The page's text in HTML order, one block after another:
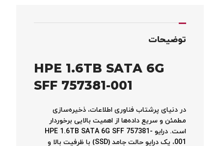
توضیحات
HPE 1.6TB SATA 6G
SFF 757381-001
در دنیای پرشتاب فناوری اطلاعات، ذخیره‌سازی
مطمئن و سریع داده‌ها از اهمیت بالایی برخوردار
است. درایو HPE 1.6TB SATA 6G SFF 757381-
001، یک درایو حالت جامد (SSD) با ظرفیت بالا و